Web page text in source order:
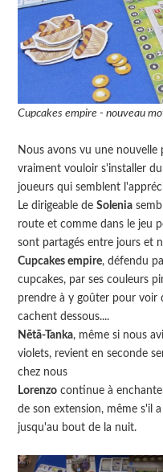
Cupcakes empire - nouveau
Nous avons vu une nouvelle
vraiment vouloir s'installer
joueurs qui semblent
Le dirigeable deSolenia
route et comme dans le jeu
sont partagés entre jours et
Cupcakes empire, défendu
cupcakes, par ses couleurs
prendre à y goûter pour voir
cachent dessous....
Nētā-Tanka, même si nous
violets, revient en seconde
chez nous
Lorenzo continue à
de son extension, même s'il
jusqu'au bout de la nuit.